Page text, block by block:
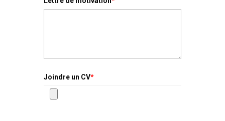
Joindre un CV*